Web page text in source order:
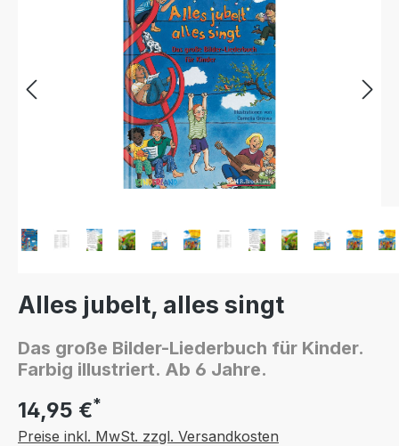
Alles jubelt, alles singt
Das große Bilder-Liederbuch für Kinder.
Farbig illustriert. Ab 6 Jahre.
14,95 €*
Preise inkl. MwSt. zzgl. Versandkosten